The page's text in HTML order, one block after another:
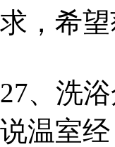
求，希
27、洗
说温室